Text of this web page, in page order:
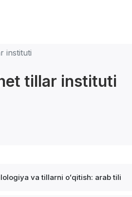
instituti
tillar instituti
va tillarni oʻqitish: arab tili